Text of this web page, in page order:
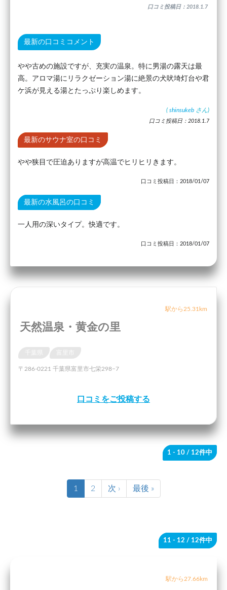
口コミ投稿日：2018.1.7
最新の口コミコメント
やや古めの施設ですが、充実の温泉。特に男湯の露天は最
高。アロマ湯にリラクゼーション湯に絶景の犬吠埼灯台や君
ケ浜が見える湯とたっぷり楽しめます。
( shinsukeb さん)
口コミ投稿日：2018.1.7
最新のサウナ室の口コミ
やや狭目で圧迫ありますが高温でヒリヒリきます。
口コミ投稿日：2018/01/07
最新の水風呂の口コミ
一人用の深いタイプ。快適です。
口コミ投稿日：2018/01/07
駅から25.31km
天然温泉・黄金の里
千葉県
〒286-0221 千葉県富里市七栄298−7
口コミをご投稿する
1 - 10 / 12件中
1 2 次 › 最後 »
11 - 12 / 12件中
駅から27.66km